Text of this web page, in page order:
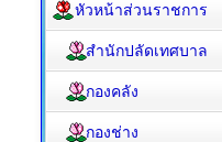
หัวหน้าส่วนราชการ
สำนักปลัดเทศบาล
กองคลัง
กองช่าง